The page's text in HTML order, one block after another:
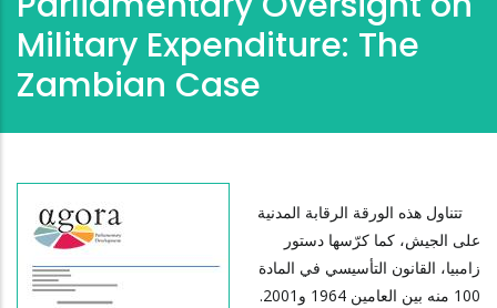
Military Expenditure: The
Zambian Case
تتناول هذه الورقة الرقابة المدنية
على الجيش، كما كرّسها دستور
زامبيا، القانون التأسيسي في المادة
100 منه بين العامين 1964 و2001.